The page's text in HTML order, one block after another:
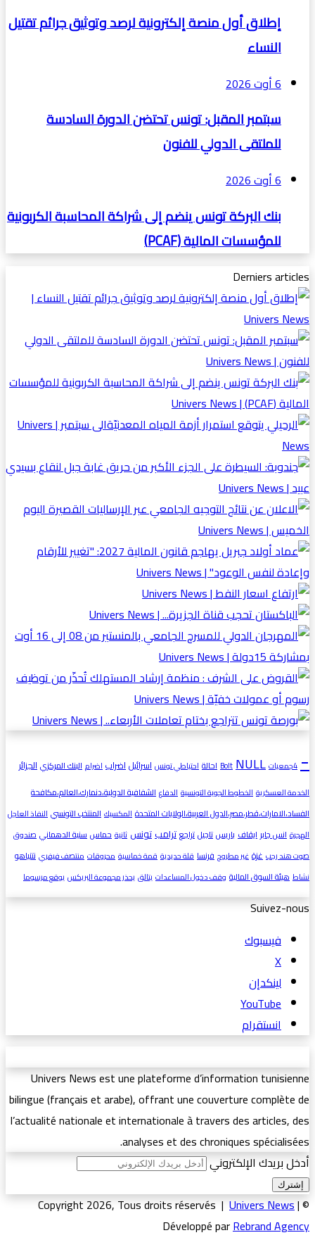
إطلاق أول منصة إلكترونية لرصد وتوثيق جرائم تقتيل
النساء
6 أوت 2026
سبتمبر المقبل: تونس تحتضن الدورة السادسة
للملتقى الدولي للفنون
6 أوت 2026
بنك البركة تونس ينضم إلى شراكة المحاسبة الكربونية
للمؤسسات المالية (PCAF)
Derniers articles
- 4جمعيات Bolt NULL احالة احتياطي تونس اسرائيلاضراب اضرام البنك المركزيالجزائر
الخدمة العسكرية الخطوط الجوية التونسية الدفاع الشفافية الدولية،دنمارك،العالم،مكافحة
الفساد،الامارات،قطر،مصر،الدول العربية،الولايات المتحدة المكسيك المنتخب التونسي النفاذ العاجل
الهجرة انس جابرايقاف باريستاجيلتراجعترامبتونس ثانية حماسسنية الدهماني صندوق
صوت هند رجب غزة غير مطروح فرنسا قلة حديدية قمة خماسية محروقات منتصف فيفري نتنياهو
نشاط هيئة السوق المالية وقف دخول المساعدات يتالق يحذر مجموعة البريكس يوقع مرسوما
Suivez-nous
فيسبوك
‫X
لينكدإن
‫YouTube
انستقرام
Univers News est une plateforme d’information tunisienne
bilingue (français et arabe), offrant une couverture complète de
l’actualité nationale et internationale à travers des articles, des
analyses et des chroniques spécialisées.
أدخل بريدك الإلكتروني
© Copyright 2026, Tous droits réservés |
Univers News|
Développé parRebrand Agency